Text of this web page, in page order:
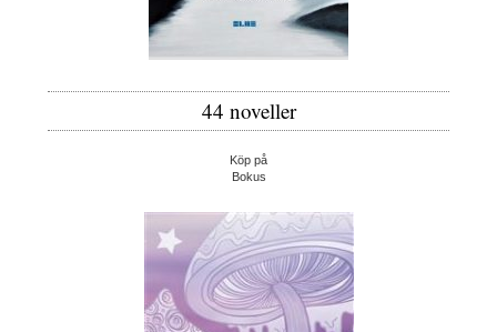
44 noveller
Köp på
Bokus